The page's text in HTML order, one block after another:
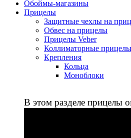
Обоймы-магазины
Прицелы
Защитные чехлы на
Обвес на прицелы
Прицелы Veber
Коллиматорные прицелы
Крепления
Кольца
Моноблоки
В этом разделе прицелы